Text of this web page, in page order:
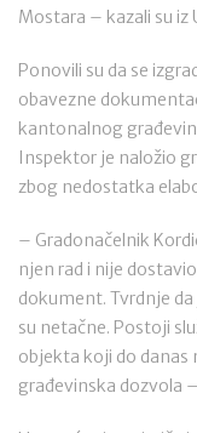
Mostara – kazali su iz
Ponovili su da se
obavezne
kantonalnog
Inspektor je naložio
zbog nedostatka
– Gradonačelnik
njen rad i nije
dokument. Tvrdnje
su netačne. Postoji
objekta koji do danas
građevinska dozvola